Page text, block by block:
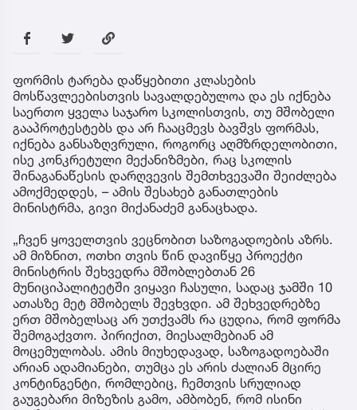
ფორმის ტარება დაწყებითი კლასების
მოსწავლეებისთვის სავალდებულოა და ეს იქნება
საერთო ყველა საჯარო სკოლისთვის, თუ მშობელი
გააპროტესტებს და არ ჩააცმევს ბავშვს ფორმას,
იქნება განსაზღვრული, როგორც აღმზრდელობითი,
ისე კონკრეტული მექანიზმები, რაც სკოლის
შინაგანაწესის დარღვევის შემთხვევაში შეიძლება
ამოქმედდეს, – ამის შესახებ განათლების
მინისტრმა, გივი მიქანაძემ განაცხადა.
„ჩვენ ყოველთვის ვეცნობით საზოგადოების აზრს.
ამ მიზნით, ოთხი თვის წინ დავიწყე პროექტი
მინისტრის შეხვედრა მშობლებთან 26
მუნიციპალიტეტში ვიყავი ჩასული, სადაც ჯამში 10
ათასზე მეტ მშობელს შევხვდი. ამ შეხვედრებზე
ერთ მშობელსაც არ უთქვამს რა ცუდია, რომ ფორმა
შემოგაქვთო. პირიქით, მიესალმებიან ამ
მოცემულობას. ამის მიუხედავად, საზოგადოებაში
არიან ადამიანები, თუმცა ეს არის ძალიან მცირე
კონტინგენტი, რომლებიც, ჩემთვის სრულიად
გაუგებარი მიზეზის გამო, ამბობენ, რომ ისინი